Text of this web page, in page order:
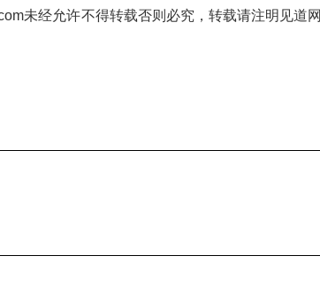
未经允许不得转载否则必究，转载请注明见道